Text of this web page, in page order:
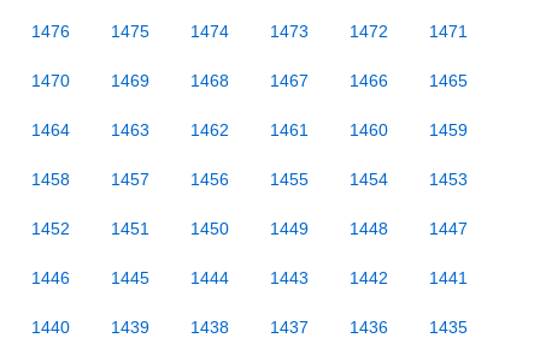
1476 1475 1474 1473 1472 1471
1470 1469 1468 1467 1466 1465
1464 1463 1462 1461 1460 1459
1458 1457 1456 1455 1454 1453
1452 1451 1450 1449 1448 1447
1446 1445 1444 1443 1442 1441
1440 1439 1438 1437 1436 1435